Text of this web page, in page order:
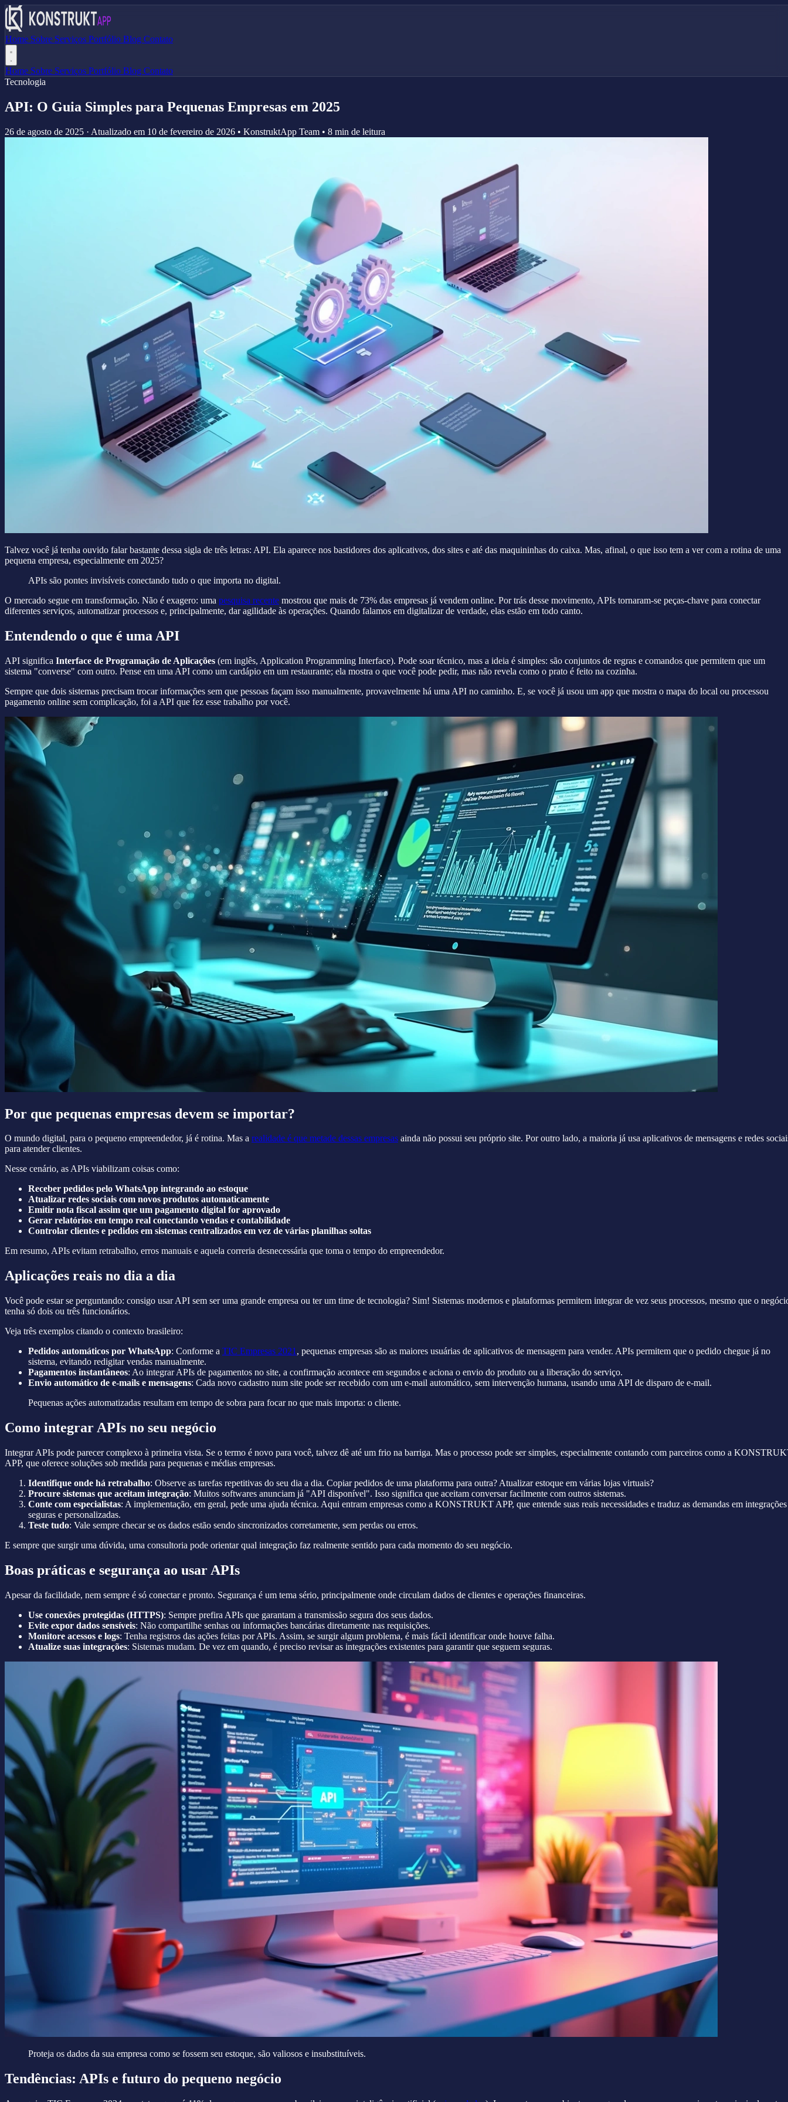
Home Sobre Serviços Portfólio Blog Contato
Home Sobre Serviços Portfólio Blog Contato
Tecnologia
API: O Guia Simples para Pequenas Empresas em 2025
26 de agosto de 2025 · Atualizado em 10 de fevereiro de 2026 • KonstruktApp Team • 8 min de leitura
Talvez você já tenha ouvido falar bastante dessa sigla de três letras: API. Ela aparece nos bastidores dos aplicativos, dos sites e até das maquininhas do caixa. Mas, afinal, o que isso tem a ver com a rotina de uma
pequena empresa, especialmente em 2025?
APIs são pontes invisíveis conectando tudo o que importa no digital.
O mercado segue em transformação. Não é exagero: uma pesquisa recente mostrou que mais de 73% das empresas já vendem online. Por trás desse movimento, APIs tornaram-se peças-chave para conectar
diferentes serviços, automatizar processos e, principalmente, dar agilidade às operações. Quando falamos em digitalizar de verdade, elas estão em todo canto.
Entendendo o que é uma API
API significa Interface de Programação de Aplicações (em inglês, Application Programming Interface). Pode soar técnico, mas a ideia é simples: são conjuntos de regras e comandos que permitem que um
sistema "converse" com outro. Pense em uma API como um cardápio em um restaurante; ela mostra o que você pode pedir, mas não revela como o prato é feito na cozinha.
Sempre que dois sistemas precisam trocar informações sem que pessoas façam isso manualmente, provavelmente há uma API no caminho. E, se você já usou um app que mostra o mapa do local ou processou
pagamento online sem complicação, foi a API que fez esse trabalho por você.
Por que pequenas empresas devem se importar?
O mundo digital, para o pequeno empreendedor, já é rotina. Mas a realidade é que metade dessas empresas ainda não possui seu próprio site. Por outro lado, a maioria já usa aplicativos de mensagens e redes
para atender clientes.
Nesse cenário, as APIs viabilizam coisas como:
Receber pedidos pelo WhatsApp integrando ao estoque
Atualizar redes sociais com novos produtos automaticamente
Emitir nota fiscal assim que um pagamento digital for aprovado
Gerar relatórios em tempo real conectando vendas e contabilidade
Controlar clientes e pedidos em sistemas centralizados em vez de várias planilhas soltas
Em resumo, APIs evitam retrabalho, erros manuais e aquela correria desnecessária que toma o tempo do empreendedor.
Aplicações reais no dia a dia
Você pode estar se perguntando: consigo usar API sem ser uma grande empresa ou ter um time de tecnologia? Sim! Sistemas modernos e plataformas permitem integrar de vez seus processos, mesmo que o
tenha só dois ou três funcionários.
Veja três exemplos citando o contexto brasileiro:
Pedidos automáticos por WhatsApp: Conforme a TIC Empresas 2021 , pequenas empresas são as maiores usuárias de aplicativos de mensagem para vender. APIs permitem que o pedido chegue já no
sistema, evitando redigitar vendas manualmente.
Pagamentos instantâneos: Ao integrar APIs de pagamentos no site, a confirmação acontece em segundos e aciona o envio do produto ou a liberação do serviço.
Envio automático de e-mails e mensagens: Cada novo cadastro num site pode ser recebido com um e-mail automático, sem intervenção humana, usando uma API de disparo de e-mail.
Pequenas ações automatizadas resultam em tempo de sobra para focar no que mais importa: o cliente.
Como integrar APIs no seu negócio
Integrar APIs pode parecer complexo à primeira vista. Se o termo é novo para você, talvez dê até um frio na barriga. Mas o processo pode ser simples, especialmente contando com parceiros como a
APP, que oferece soluções sob medida para pequenas e médias empresas.
Identifique onde há retrabalho: Observe as tarefas repetitivas do seu dia a dia. Copiar pedidos de uma plataforma para outra? Atualizar estoque em várias lojas virtuais?
Procure sistemas que aceitam integração: Muitos softwares anunciam já "API disponível". Isso significa que aceitam conversar facilmente com outros sistemas.
Conte com especialistas: A implementação, em geral, pede uma ajuda técnica. Aqui entram empresas como a KONSTRUKT APP, que entende suas reais necessidades e traduz as demandas em integrações
seguras e personalizadas.
Teste tudo: Vale sempre checar se os dados estão sendo sincronizados corretamente, sem perdas ou erros.
E sempre que surgir uma dúvida, uma consultoria pode orientar qual integração faz realmente sentido para cada momento do seu negócio.
Boas práticas e segurança ao usar APIs
Apesar da facilidade, nem sempre é só conectar e pronto. Segurança é um tema sério, principalmente onde circulam dados de clientes e operações financeiras.
Use conexões protegidas (HTTPS): Sempre prefira APIs que garantam a transmissão segura dos seus dados.
Evite expor dados sensíveis: Não compartilhe senhas ou informações bancárias diretamente nas requisições.
Monitore acessos e logs: Tenha registros das ações feitas por APIs. Assim, se surgir algum problema, é mais fácil identificar onde houve falha.
Atualize suas integrações: Sistemas mudam. De vez em quando, é preciso revisar as integrações existentes para garantir que seguem seguras.
Proteja os dados da sua empresa como se fossem seu estoque, são valiosos e insubstituíveis.
Tendências: APIs e futuro do pequeno negócio